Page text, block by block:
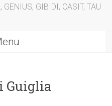
GENIUS, GIBIDI, CASIT, TAU
Guiglia